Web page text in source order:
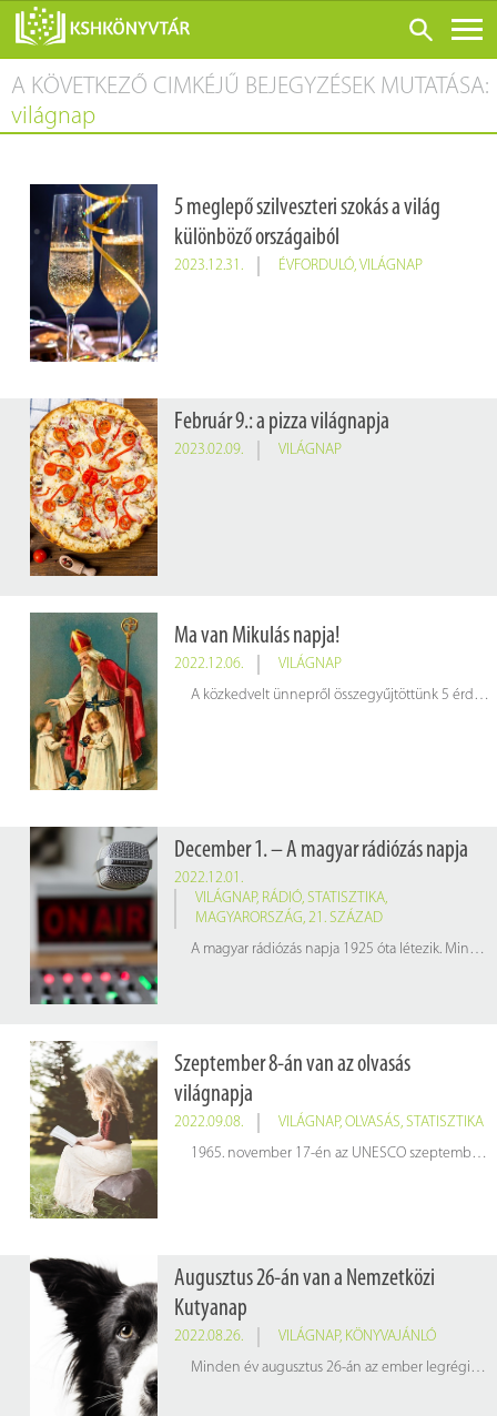
ONLINE KATALÓGUS
RÓLUNK
SZOLGÁLTATÁSOK
KONFERENCIÁK
ADATBÁZISOK
BLOG
A KÖVETKEZŐ CIMKÉJŰ BEJEGYZÉSEK MUTATÁSA:
világnap
5 meglepő szilveszteri szokás a világ
különböző országaiból
2023.12.31. ÉVFORDULÓ, VILÁGNAP
Február 9.: a pizza világnapja
2023.02.09. VILÁGNAP
Ma van Mikulás napja!
2022.12.06.
VILÁGNAP
A közkedvelt ünnepről összegyűjtöttünk 5 érdekességet, amit az alábbi képen olvashatnak.
December 1. – A magyar rádiózás napja
2022.12.01.
VILÁGNAP, RÁDIÓ, STATISZTIKA,
MAGYARORSZÁG, 21. SZÁZAD
A magyar rádiózás napja 1925 óta létezik. Minden évben december 1-jén, a folyamatos magyar rádiósugárzás évfordulóján tartják. A jelesnap alkalmából készítettünk egy infografikát a magyar rádióhallgatási szokásokról.
Szeptember 8-án van az olvasás
világnapja
2022.09.08. VILÁGNAP, OLVASÁS, STATISZTIKA
1965. november 17-én az UNESCO szeptember 8-át nevezte ki az olvasás nemzetközi napjává. A nap célja, hogy felhívja az írás-olvasás készségének fontosságára az emberek figyelmét: az írni és olvasni tudás alapvető emberi jog, a tanulás alapköve.
Augusztus 26-án van a Nemzetközi
Kutyanap
2022.08.26. VILÁGNAP, KÖNYVAJÁNLÓ
Minden év augusztus 26-án az ember legrégibb és leghűségesebb társállatáról, a kutyáról emlékezünk meg. A jeles nap alkalmából 4 kutyás könyvet ajánlunk.